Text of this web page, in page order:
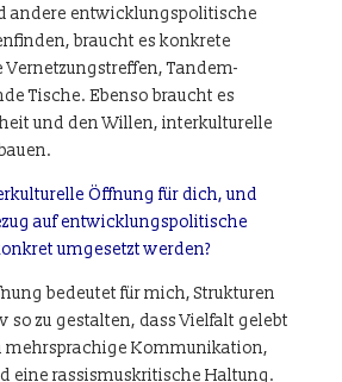
andere entwicklungspolitische
braucht es konkrete
Vernetzungstreffen, Tandem-
Tische. Ebenso braucht es
und den Willen, interkulturelle
Öffnung für dich, und
auf entwicklungspolitische
umgesetzt werden?
bedeutet für mich, Strukturen
so zu gestalten, dass Vielfalt gelebt
mehrsprachige Kommunikation,
eine rassismuskritische Haltung.